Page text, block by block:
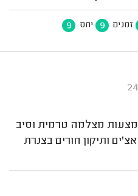
זמנים 9 יחס 9
מצלמה טרמית וסיב
ותיקון חורים בצנרת